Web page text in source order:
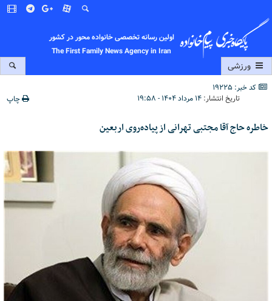
اولین رسانه تخصصی خانواده محور در کشور
The First Family News Agency in Iran
ورزشی
کد خبر: 19225
تاریخ انتشار: ۱۴ مرداد ۱۴۰۴ - ۱۹:۵۸ چاپ
خاطره حاج آقا مجتبی تهرانی از پیاده‌روی اربعین